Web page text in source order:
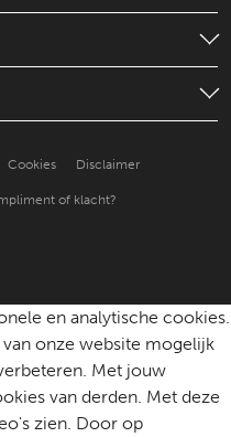
Cookies Disclaimer
of klacht?
en analytische cookies.
onze website mogelijk
Met jouw
van derden. Met deze
zien. Door op